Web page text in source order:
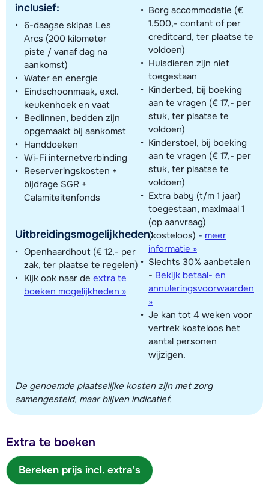
inclusief:
6-daagse skipas Les
Arcs (200 kilometer
piste / vanaf dag na
aankomst)
Water en energie
Eindschoonmaak, excl.
keukenhoek en vaat
Bedlinnen, bedden zijn
opgemaakt bij aankomst
Handdoeken
Wi-Fi internetverbinding
Reserveringskosten +
bijdrage SGR +
Calamiteitenfonds
Uitbreidingsmogelijkheden:
Openhaardhout (€ 12,- per
zak, ter plaatse te regelen)
Kijk ook naar de extra te
boeken mogelijkheden »
Borg accommodatie (€
1.500,- contant of per
creditcard, ter plaatse te
voldoen)
Huisdieren zijn niet
toegestaan
Kinderbed, bij boeking
aan te vragen (€ 17,- per
stuk, ter plaatse te
voldoen)
Kinderstoel, bij boeking
aan te vragen (€ 17,- per
stuk, ter plaatse te
voldoen)
Extra baby (t/m 1 jaar)
toegestaan, maximaal 1
(op aanvraag)
(kosteloos) - meer
informatie »
Slechts 30% aanbetalen
- Bekijk betaal- en
annuleringsvoorwaarden
»
Je kan tot 4 weken voor
vertrek kosteloos het
aantal personen
wijzigen.
De genoemde plaatselijke kosten zijn met zorg
samengesteld, maar blijven indicatief.
Extra te boeken
Bereken prijs incl. extra's